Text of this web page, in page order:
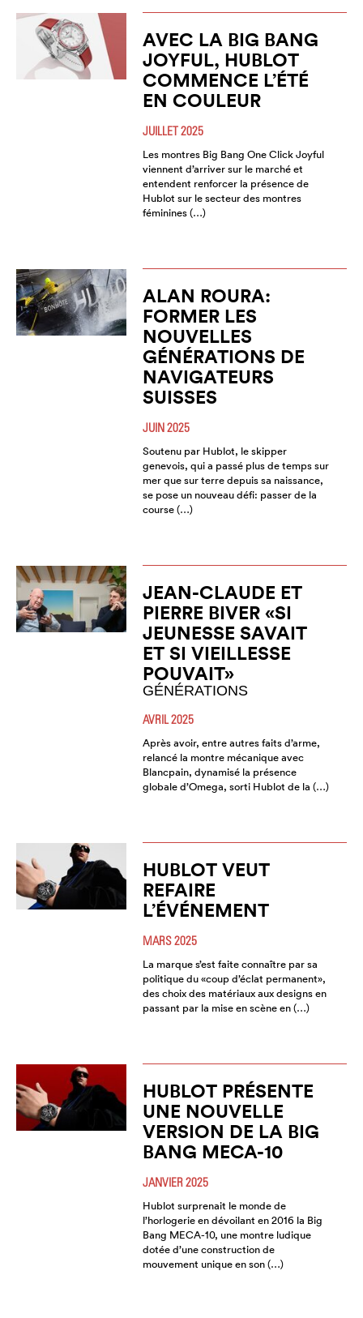
AVEC LA BIG BANG
JOYFUL, HUBLOT
COMMENCE L’ÉTÉ
EN COULEUR
JUILLET 2025
Les montres Big Bang One Click Joyful
viennent d’arriver sur le marché et
entendent renforcer la présence de
Hublot sur le secteur des montres
féminines (…)
ALAN ROURA:
FORMER LES
NOUVELLES
GÉNÉRATIONS DE
NAVIGATEURS
SUISSES
JUIN 2025
Soutenu par Hublot, le skipper
genevois, qui a passé plus de temps sur
mer que sur terre depuis sa naissance,
se pose un nouveau défi: passer de la
course (…)
JEAN-CLAUDE ET
PIERRE BIVER «SI
JEUNESSE SAVAIT
ET SI VIEILLESSE
POUVAIT»
GÉNÉRATIONS
AVRIL 2025
Après avoir, entre autres faits d’arme,
relancé la montre mécanique avec
Blancpain, dynamisé la présence
globale d’Omega, sorti Hublot de la (…)
HUBLOT VEUT
REFAIRE
L’ÉVÉNEMENT
MARS 2025
La marque s’est faite connaître par sa
politique du «coup d’éclat permanent»,
des choix des matériaux aux designs en
passant par la mise en scène en (…)
HUBLOT PRÉSENTE
UNE NOUVELLE
VERSION DE LA BIG
BANG MECA-10
JANVIER 2025
Hublot surprenait le monde de
l’horlogerie en dévoilant en 2016 la Big
Bang MECA-10, une montre ludique
dotée d’une construction de
mouvement unique en son (…)